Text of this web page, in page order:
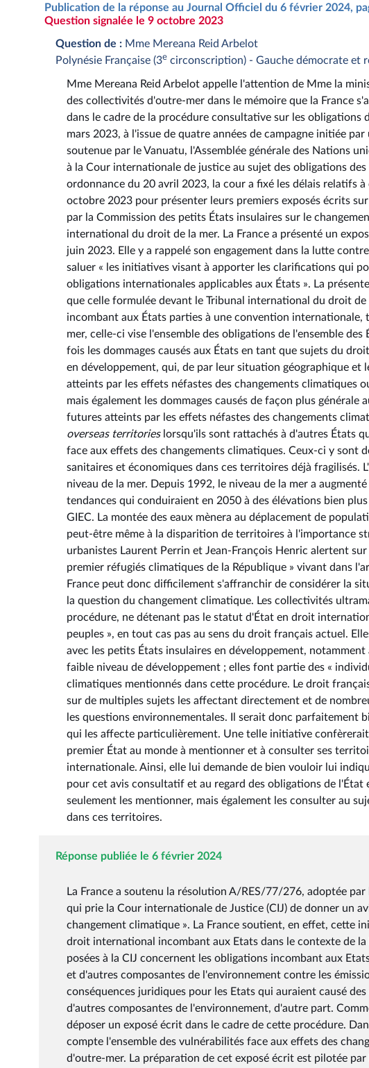
Publication de la réponse au Journal Officiel du 6 février 2024,
Question signalée le 9 octobre 2023
Question de : Mme Mereana Reid Arbelot
Polynésie Française (3e circonscription) - Gauche démocrate et
Mme Mereana Reid Arbelot appelle l'attention de Mme la
des collectivités d'outre-mer dans le mémoire que la France
dans le cadre de la procédure consultative sur les obligations
mars 2023, à l'issue de quatre années de campagne initiée
soutenue par le Vanuatu, l'Assemblée générale des Nations
à la Cour internationale de justice au sujet des obligations
ordonnance du 20 avril 2023, la cour a fixé les délais relatifs
octobre 2023 pour présenter leurs premiers exposés écrits
par la Commission des petits États insulaires sur le
international du droit de la mer. La France a présenté un
juin 2023. Elle y a rappelé son engagement dans la lutte
saluer « les initiatives visant à apporter les clarifications qui
obligations internationales applicables aux États ». La
que celle formulée devant le Tribunal international du droit
incombant aux États parties à une convention
mer, celle-ci vise l'ensemble des obligations de l'ensemble
fois les dommages causés aux États en tant que sujets du
en développement, qui, de par leur situation géographique et
atteints par les effets néfastes des changements climatiques
mais également les dommages causés de façon plus
futures atteints par les effets néfastes des changements
overseas territorieslorsqu'ils sont rattachés à d'autres États
face aux effets des changements climatiques. Ceux-ci y sont
sanitaires et économiques dans ces territoires déjà fragilisés.
niveau de la mer. Depuis 1992, le niveau de la mer a
tendances qui conduiraient en 2050 à des élévations bien
GIEC. La montée des eaux mènera au déplacement de
peut-être même à la disparition de territoires à l'importance
urbanistes Laurent Perrin et Jean-François Henric alertent
premier réfugiés climatiques de la République » vivant dans
France peut donc difficilement s'affranchir de considérer la
la question du changement climatique. Les collectivités
procédure, ne détenant pas le statut d'État en droit
peuples », en tout cas pas au sens du droit français actuel.
avec les petits États insulaires en développement,
faible niveau de développement ; elles font partie des «
climatiques mentionnés dans cette procédure. Le droit
sur de multiples sujets les affectant directement et de
les questions environnementales. Il serait donc parfaitement
qui les affecte particulièrement. Une telle initiative
premier État au monde à mentionner et à consulter ses
internationale. Ainsi, elle lui demande de bien vouloir lui
pour cet avis consultatif et au regard des obligations de
seulement les mentionner, mais également les consulter au
dans ces territoires.
Réponse publiée le 6 février 2024
La France a soutenu la résolution A/RES/77/276, adoptée
qui prie la Cour internationale de Justice (CIJ) de donner un
changement climatique ». La France soutient, en effet, cette
droit international incombant aux Etats dans le contexte de
posées à la CIJ concernent les obligations incombant aux
et d'autres composantes de l'environnement contre les
conséquences juridiques pour les Etats qui auraient causé
d'autres composantes de l'environnement, d'autre part.
déposer un exposé écrit dans le cadre de cette procédure.
compte l'ensemble des vulnérabilités face aux effets des
d'outre-mer. La préparation de cet exposé écrit est pilotée